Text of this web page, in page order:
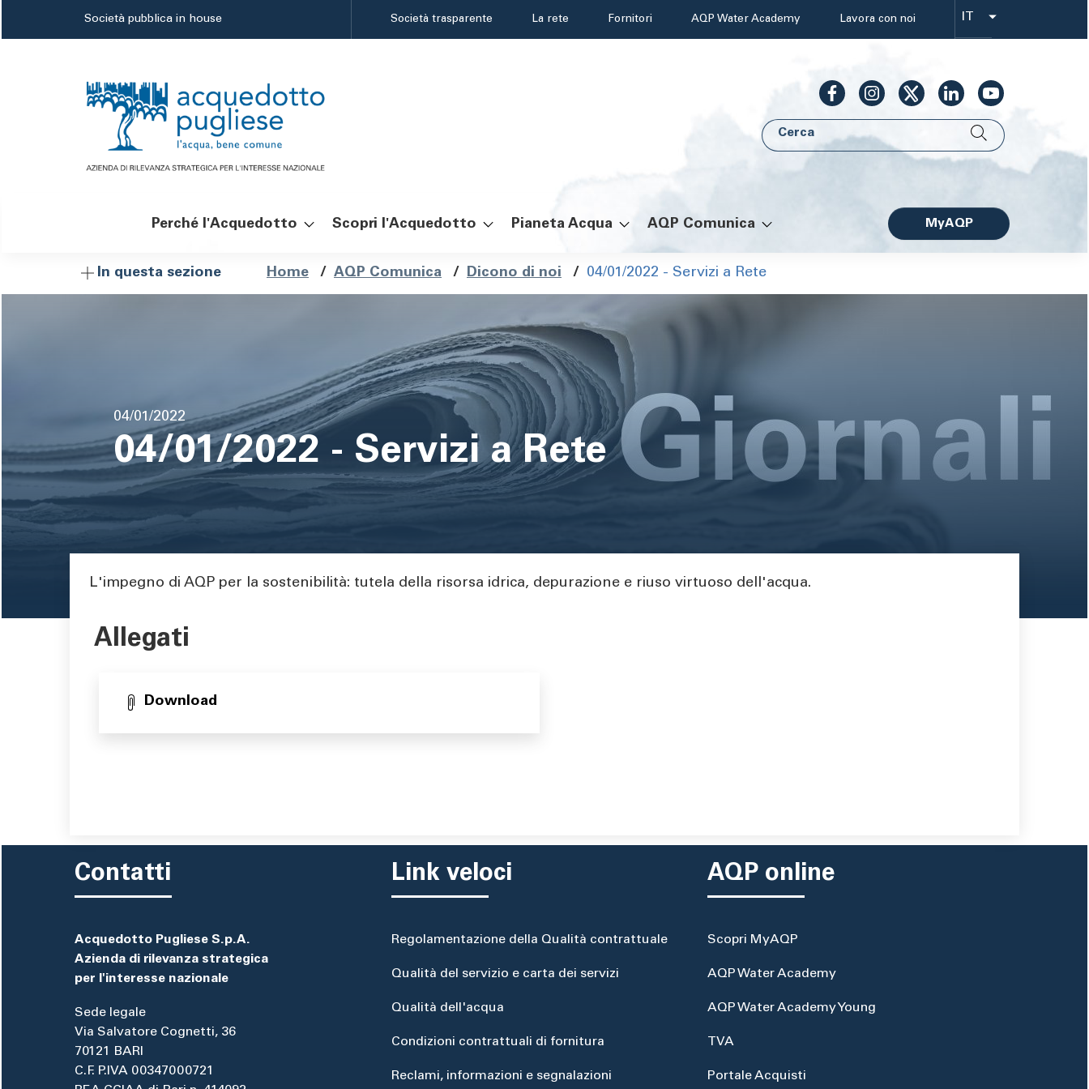
Società pubblica in house
Header
Società trasparente La rete Fornitori AQP Water Academy Lavora con noi
language
Cerca
Navigazione
Perché l'Acquedotto Scopri l'Acquedotto Pianeta Acqua AQP Comunica
AQPMyAQP
In questa sezione
Briciole
pane
Home / AQP Comunica / Dicono di noi / 04/01/2022 - Servizi a Rete
Data
di
pubblicazione
04/01/2022
04/01/2022 - Servizi a Rete
Area di testo
L'impegno di AQP per la sostenibilità: tutela della risorsa idrica, depurazione e riuso virtuoso dell'acqua.
Allegati
Download
Contatti
Acquedotto Pugliese S.p.A.
Azienda di rilevanza strategica
per l'interesse nazionale
Sede legale
Via Salvatore Cognetti, 36
70121 BARI
C.F. P.IVA 00347000721
Link veloci
Regolamentazione della Qualità contrattuale
Qualità del servizio e carta dei servizi
Qualità dell'acqua
Condizioni contrattuali di fornitura
Reclami, informazioni e segnalazioni
AQP online
Scopri MyAQP
AQP Water Academy
AQP Water Academy Young
TVA
Portale Acquisti